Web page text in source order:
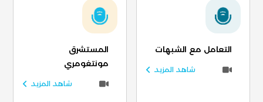
التعامل مع الشبهات
شاهد المزيد
المستشرق
مونتغومري
شاهد المزيد